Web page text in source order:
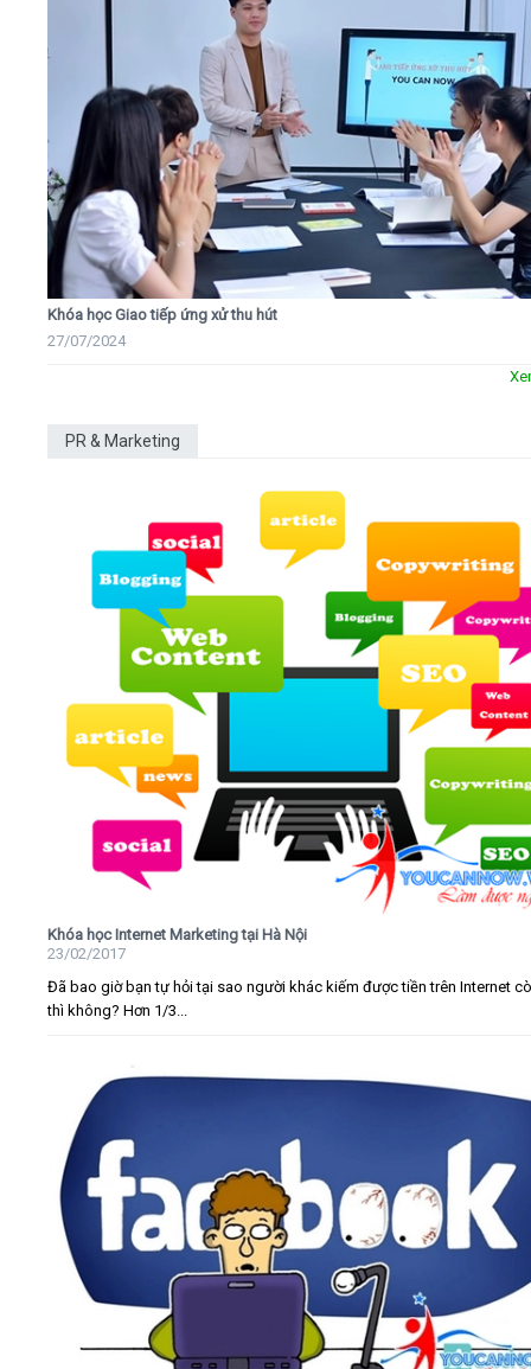
Khóa học Giao tiếp ứng xử thu hút
27/07/2024
PR & Marketing
Khóa học Internet Marketing tại Hà Nội
23/02/2017
Đã bao giờ bạn tự hỏi tại sao người khác kiếm được tiền trên Internet
thì không? Hơn 1/3...